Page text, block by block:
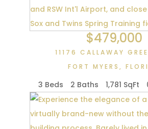
$479,000
11176 CALLAWAY
FORT MYERS ,
3 Beds 2 Baths 1,781 SqFt